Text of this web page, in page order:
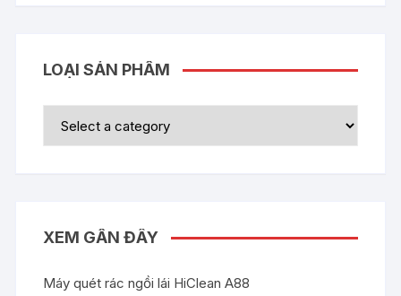
LOẠI SẢN PHẨM
XEM GẦN ĐÂY
Máy quét rác ngồi lái HiClean A88